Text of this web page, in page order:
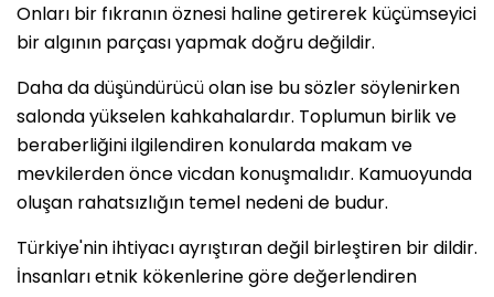
Onları bir fıkranın öznesi haline getirerek küçümseyici
bir algının parçası yapmak doğru değildir.
Daha da düşündürücü olan ise bu sözler söylenirken
salonda yükselen kahkahalardır. Toplumun birlik ve
beraberliğini ilgilendiren konularda makam ve
mevkilerden önce vicdan konuşmalıdır. Kamuoyunda
oluşan rahatsızlığın temel nedeni de budur.
Türkiye'nin ihtiyacı ayrıştıran değil birleştiren bir dildir.
İnsanları etnik kökenlerine göre değerlendiren